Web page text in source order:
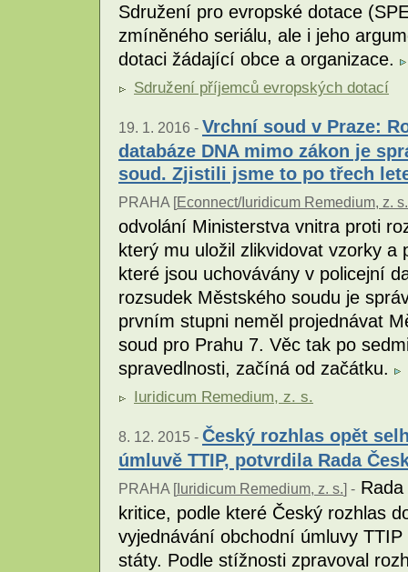
Sdružení pro evropské dotace
zmíněného seriálu, ale i jeho
dotaci žádající obce a organizace.
Sdružení příjemců evropských dotací
19. 1. 2016 - Vrchní soud v Praze:
databáze DNA mimo zákon je
soud. Zjistili jsme to po třech
PRAHA [Econnect/Iuridicum Remedium, z. s.
odvolání Ministerstva vnitra proti
který mu uložil zlikvidovat vzorky a
které jsou uchovávány v policejní
rozsudek Městského soudu je
prvním stupni neměl projednávat
soud pro Prahu 7. Věc tak po
spravedlnosti, začíná od začátku.
Iuridicum Remedium, z. s.
8. 12. 2015 - Český rozhlas opět
úmluvě TTIP, potvrdila Rada
PRAHA [Iuridicum Remedium, z. s.] -
kritice, podle které Český rozhlas
vyjednávání obchodní úmluvy
státy. Podle stížnosti zpravoval